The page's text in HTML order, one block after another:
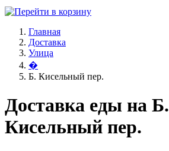
Главная
Доставка
Улица
�
Б. Кисельный пер.
Доставка еды на Б.
Кисельный пер.